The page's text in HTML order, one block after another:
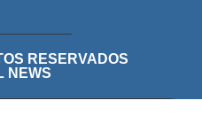
RESERVADOS
NEWS